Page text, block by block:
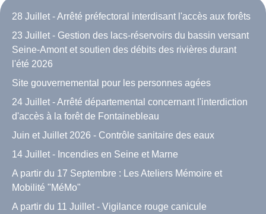
28 Juillet - Arrêté préfectoral interdisant l'accès aux forêts
23 Juillet - Gestion des lacs-réservoirs du bassin versant
Seine-Amont et soutien des débits des rivières durant
l'été 2026
Site gouvernemental pour les personnes agées
24 Juillet - Arrêté départemental concernant l'interdiction
d'accès à la forêt de Fontainebleau
Juin et Juillet 2026 - Contrôle sanitaire des eaux
14 Juillet - Incendies en Seine et Marne
A partir du 17 Septembre : Les Ateliers Mémoire et
Mobilité "MéMo"
A partir du 11 Juillet - Vigilance rouge canicule